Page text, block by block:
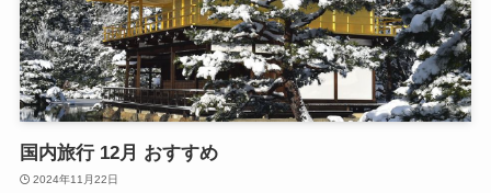
国内旅行 12月 おすすめ
2024年11月22日